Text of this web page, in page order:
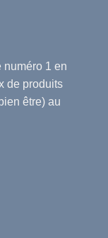
numéro 1 en
de produits
être) au